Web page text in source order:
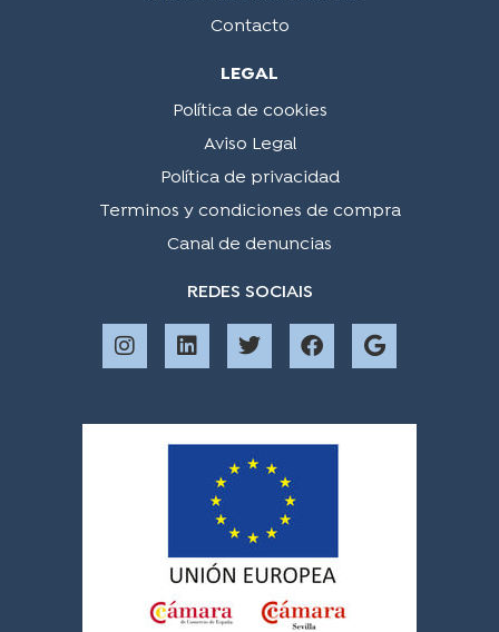
Contacto
LEGAL
Política de cookies
Aviso Legal
Política de privacidad
Terminos y condiciones de compra
Canal de denuncias
REDES SOCIAIS